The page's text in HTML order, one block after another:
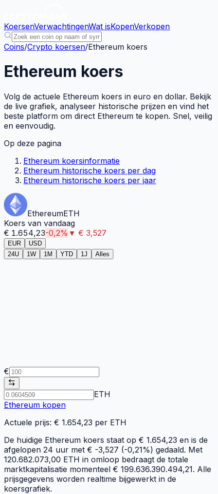
KoersenVerwachtingenWat isKopenVerkopen
Coins/Crypto koersen/Ethereum koers
Ethereum koers
Volg de actuele Ethereum koers in euro en dollar. Bekijk
de live grafiek, analyseer historische prijzen en vind het
beste platform om direct Ethereum te kopen. Snel, veilig
en eenvoudig.
Op deze pagina
Ethereum koersinformatie
Ethereum historische koers per dag
Ethereum historische koers per jaar
EthereumETH
Koers van vandaag
€ 1.654,23-0,2% ▼ € 3,527
EUR
USD
24U
1W 1M YTD 1J Alles
€
ETH
Ethereum kopen
Actuele prijs: € 1.654,23 per ETH
De huidige Ethereum koers staat op € 1.654,23 en is de
afgelopen 24 uur met € -3,527 (-0,21%) gedaald. Met
120.682.073,00 ETH in omloop bedraagt de totale
marktkapitalisatie momenteel € 199.636.390.494,21. Alle
prijsgegevens worden realtime bijgewerkt in de
koersgrafiek.